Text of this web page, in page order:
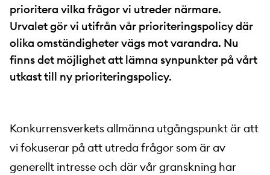
prioritera vilka frågor vi utreder närmare.
Urvalet gör vi utifrån vår prioriteringspolicy där
olika omständigheter vägs mot varandra. Nu
finns det möjlighet att lämna synpunkter på vårt
utkast till ny prioriteringspolicy.
Konkurrensverkets allmänna utgångspunkt är att
vi fokuserar på att utreda frågor som är av
generellt intresse och där vår granskning har